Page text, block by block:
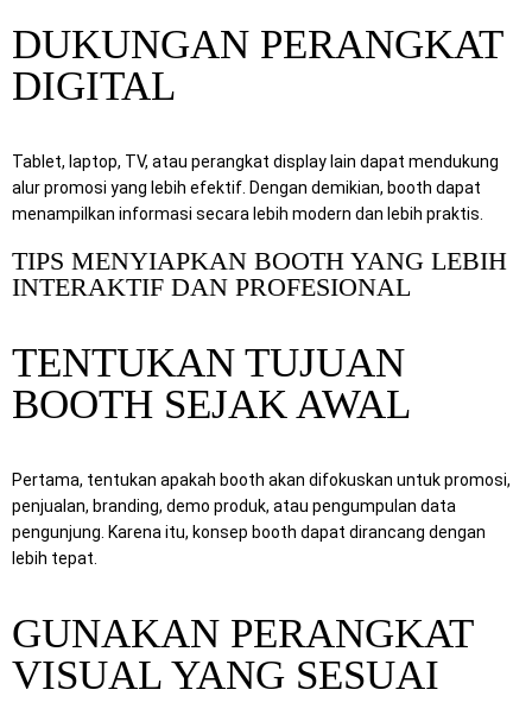
DUKUNGAN PERANGKAT
DIGITAL
Tablet, laptop, TV, atau perangkat display lain dapat mendukung
alur promosi yang lebih efektif. Dengan demikian, booth dapat
menampilkan informasi secara lebih modern dan lebih praktis.
TIPS MENYIAPKAN BOOTH YANG LEBIH
INTERAKTIF DAN PROFESIONAL
TENTUKAN TUJUAN
BOOTH SEJAK AWAL
Pertama, tentukan apakah booth akan difokuskan untuk promosi,
penjualan, branding, demo produk, atau pengumpulan data
pengunjung. Karena itu, konsep booth dapat dirancang dengan
lebih tepat.
GUNAKAN PERANGKAT
VISUAL YANG SESUAI